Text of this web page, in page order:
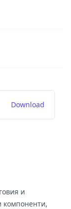
Download
и
компоненти,